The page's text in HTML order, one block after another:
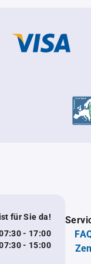
für Sie da!
- 17:00
- 15:00